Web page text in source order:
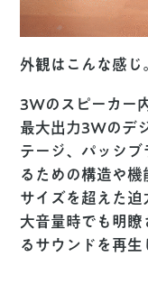
外観はこんな感じ
3Wのスピーカー
最大出力3Wのデ
テージ、パッシブ
るための構造や機
サイズを超えた迫
大音量時でも明瞭
るサウンドを再生